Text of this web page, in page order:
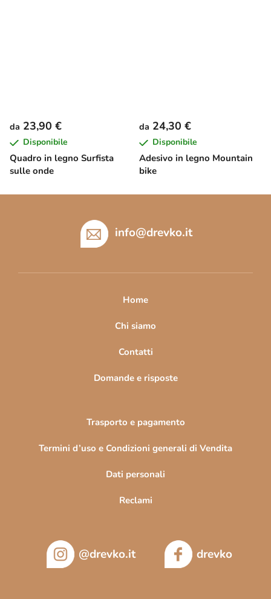
Quadro in legno Surfista
sulle onde
da 23,90 €
Disponibile
Adesivo in legno Mountain
bike
da 24,30 €
Disponibile
info@drevko.it
Home
Chi siamo
Contatti
Domande e risposte
Trasporto e pagamento
Termini d’uso e Condizioni generali di Vendita
Dati personali
Reclami
@drevko.it drevko